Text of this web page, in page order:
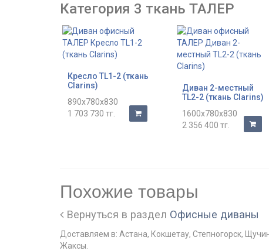
Категория 3 ткань ТАЛЕР
Кресло TL1-2 (ткань
Clarins)
890x780x830
1 703 730 тг.
Диван 2-местный
TL2-2 (ткань Clarins)
1600x780x830
2 356 400 тг.
Похожие товары
Вернуться в раздел Офисные диваны
Доставляем в: Астана, Кокшетау, Степногорск,
Жаксы.